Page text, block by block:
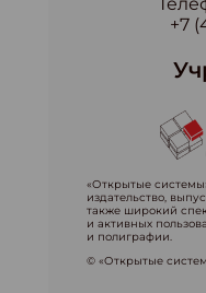
+7
«Открытые
издательство,
также широкий
и активных
и полиграфии.
© «Открытые